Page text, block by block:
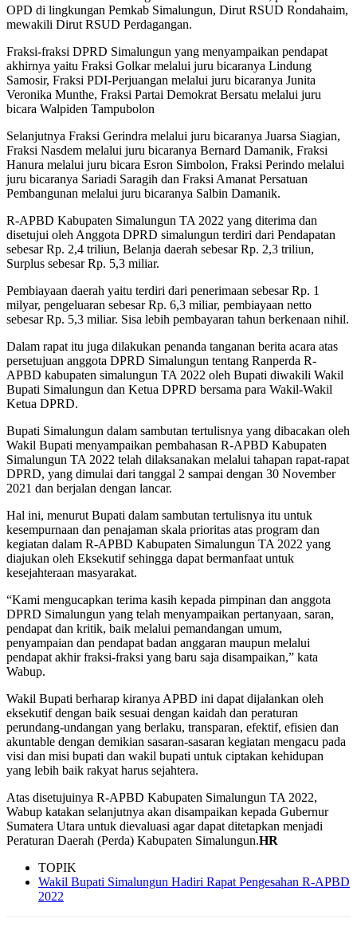
OPD di lingkungan Pemkab Simalungun, Dirut RSUD Rondahaim,
mewakili Dirut RSUD Perdagangan.
Fraksi-fraksi DPRD Simalungun yang menyampaikan pendapat
akhirnya yaitu Fraksi Golkar melalui juru bicaranya Lindung
Samosir, Fraksi PDI-Perjuangan melalui juru bicaranya Junita
Veronika Munthe, Fraksi Partai Demokrat Bersatu melalui juru
bicara Walpiden Tampubolon
Selanjutnya Fraksi Gerindra melalui juru bicaranya Juarsa Siagian,
Fraksi Nasdem melalui juru bicaranya Bernard Damanik, Fraksi
Hanura melalui juru bicara Esron Simbolon, Fraksi Perindo melalui
juru bicaranya Sariadi Saragih dan Fraksi Amanat Persatuan
Pembangunan melalui juru bicaranya Salbin Damanik.
R-APBD Kabupaten Simalungun TA 2022 yang diterima dan
disetujui oleh Anggota DPRD simalungun terdiri dari Pendapatan
sebesar Rp. 2,4 triliun, Belanja daerah sebesar Rp. 2,3 triliun,
Surplus sebesar Rp. 5,3 miliar.
Pembiayaan daerah yaitu terdiri dari penerimaan sebesar Rp. 1
milyar, pengeluaran sebesar Rp. 6,3 miliar, pembiayaan netto
sebesar Rp. 5,3 miliar. Sisa lebih pembayaran tahun berkenaan nihil.
Dalam rapat itu juga dilakukan penanda tanganan berita acara atas
persetujuan anggota DPRD Simalungun tentang Ranperda R-
APBD kabupaten simalungun TA 2022 oleh Bupati diwakili Wakil
Bupati Simalungun dan Ketua DPRD bersama para Wakil-Wakil
Ketua DPRD.
Bupati Simalungun dalam sambutan tertulisnya yang dibacakan oleh
Wakil Bupati menyampaikan pembahasan R-APBD Kabupaten
Simalungun TA 2022 telah dilaksanakan melalui tahapan rapat-rapat
DPRD, yang dimulai dari tanggal 2 sampai dengan 30 November
2021 dan berjalan dengan lancar.
Hal ini, menurut Bupati dalam sambutan tertulisnya itu untuk
kesempurnaan dan penajaman skala prioritas atas program dan
kegiatan dalam R-APBD Kabupaten Simalungun TA 2022 yang
diajukan oleh Eksekutif sehingga dapat bermanfaat untuk
kesejahteraan masyarakat.
“Kami mengucapkan terima kasih kepada pimpinan dan anggota
DPRD Simalungun yang telah menyampaikan pertanyaan, saran,
pendapat dan kritik, baik melalui pemandangan umum,
penyampaian dan pendapat badan anggaran maupun melalui
pendapat akhir fraksi-fraksi yang baru saja disampaikan,” kata
Wabup.
Wakil Bupati berharap kiranya APBD ini dapat dijalankan oleh
eksekutif dengan baik sesuai dengan kaidah dan peraturan
perundang-undangan yang berlaku, transparan, efektif, efisien dan
akuntable dengan demikian sasaran-sasaran kegiatan mengacu pada
visi dan misi bupati dan wakil bupati untuk ciptakan kehidupan
yang lebih baik rakyat harus sejahtera.
Atas disetujuinya R-APBD Kabupaten Simalungun TA 2022,
Wabup katakan selanjutnya akan disampaikan kepada Gubernur
Sumatera Utara untuk dievaluasi agar dapat ditetapkan menjadi
Peraturan Daerah (Perda) Kabupaten Simalungun.HR
TOPIK
Wakil Bupati Simalungun Hadiri Rapat Pengesahan R-APBD
2022